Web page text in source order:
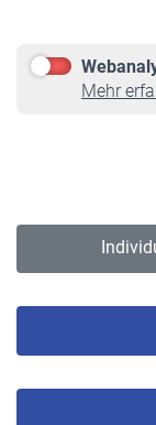
Mehr
Online-Rechner
VBLnewsletter
Erklärung zur